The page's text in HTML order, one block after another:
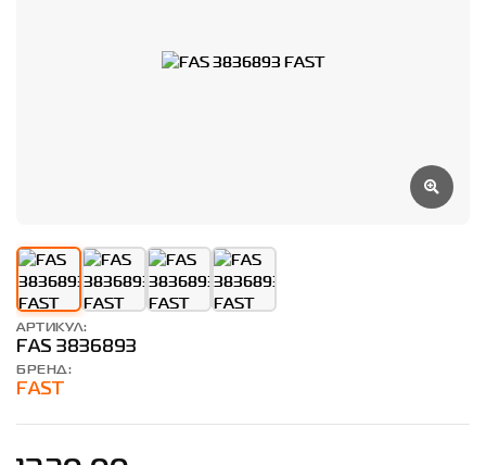
Особистий кабінет
АРТИКУЛ:
FAS 3836893
БРЕНД:
FAST